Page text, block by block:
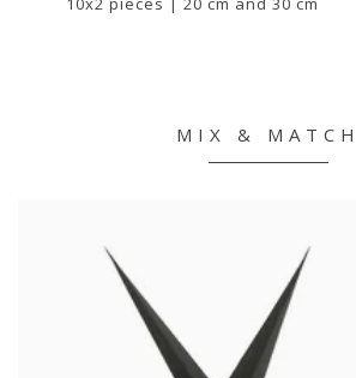
MIX & MATCH